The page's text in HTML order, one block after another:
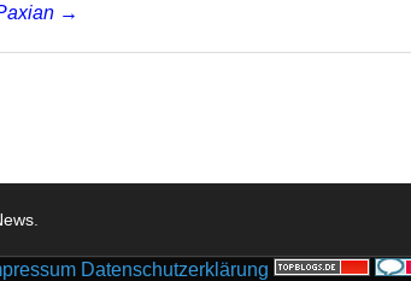
→
Datenschutzerklärung